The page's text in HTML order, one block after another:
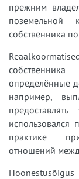
прежним
поземельной
собственника
определённые
например,
использовался
практике
отношений